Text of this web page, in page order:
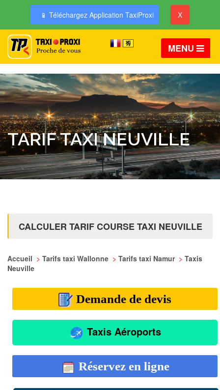
📱 Téléchargez Application TaxiProxi X
MENU
TARIF TAXI NEUVILLE
CALCULER TARIF COURSE TAXI NEUVILLE
Accueil > Tarifs taxi Wallonne > Tarifs taxi Namur > Taxis
Neuville
Demande de devis
Taxis Aéroports
Réservez en ligne